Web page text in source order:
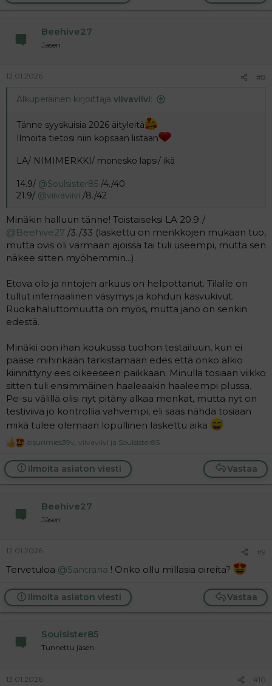
t
Beehive27
Jäsen
12.01.2026 #8
Alkuperäinen kirjoittaja viivaviivi:
Tänne syyskuisia 2026 äityleitä
Ilmoita tietosi niin kopsaan listaan
LA/ NIMIMERKKI/ monesko lapsi/ ikä
14.9/ @Soulsister85 /4./40
21.9/ @viivaviivi /8./42
Minäkin halluun tänne! Toistaiseksi LA 20.9./
@Beehive27 /3./33 (laskettu on menkkojen mukaan tuo,
mutta ovis oli varmaan ajoissa tai tuli useempi, mutta sen
näkee sitten myöhemmin...)
Etova olo ja rintojen arkuus on helpottanut. Tilalle on
tullut infernaalinen väsymys ja kohdun kasvukivut.
Ruokahaluttomuutta on myös, mutta jano on senkin
edestä.
Minäkii oon ihan koukussa tuohon testailuun, kun ei
pääse mihinkään tarkistamaan edes että onko alkio
kiinnittyny ees oikeeseen paikkaan. Minulla tosiaan viikko
sitten tuli ensimmäinen haaleaakin haaleempi plussa.
Pe-su välillä olisi nyt pitäny alkaa menkat, mutta nyt on
testiviiva jo kontrollia vahvempi, eli saas nähdä tosiaan
mikä tulee olemaan lopullinen laskettu aika
R
a
c
t
aisurimies39v viivaviivi ja Soulsister85
Vastaa
Ilmoita asiaton viesti
Beehive27
Jäsen
12.01.2026 #9
Tervetuloa @Santrana ! Onko ollu millasia oireita?
Vastaa
Ilmoita asiaton viesti
Soulsister85
Tunnettu jäsen
13.01.2026 #10